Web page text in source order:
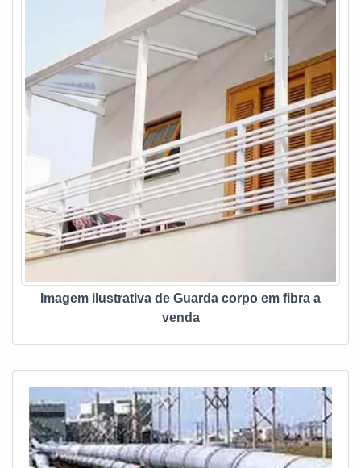
Imagem ilustrativa de Guarda corpo em fibra a
venda